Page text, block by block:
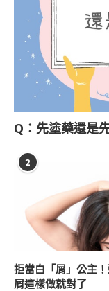
Q：先塗藥還是
2
拒當白「屑」公主
屑這樣做就對了